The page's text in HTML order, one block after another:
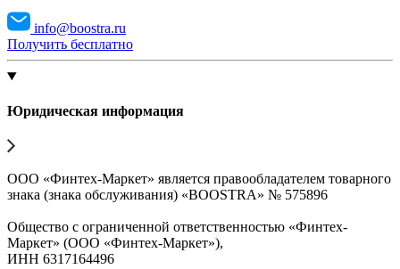
info@boostra.ru
Получить бесплатно
Юридическая информация
ООО «Финтех-Маркет» является правообладателем товарного
знака (знака обслуживания) «BOOSTRA» № 575896
Общество с ограниченной ответственностью «Финтех-
Маркет» (ООО «Финтех-Маркет»),
ИНН 6317164496